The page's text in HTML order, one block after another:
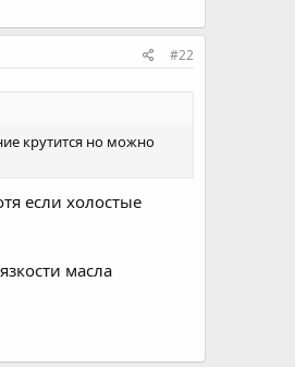
#22
крутится но можно
если холостые
масла